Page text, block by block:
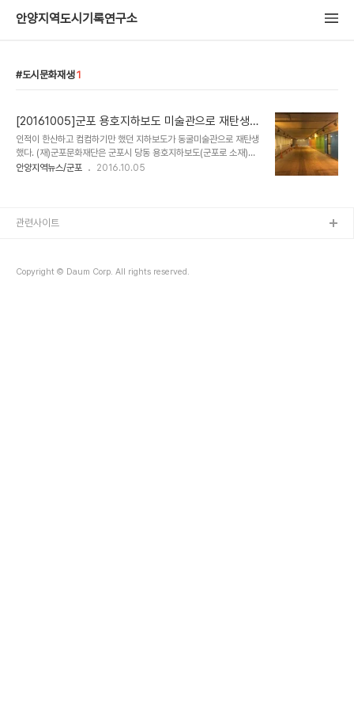
안양지역도시기록연구소
도시문화재생 1
[20161005]군포 용호지하보도 미술관으로 재탄생하
다
인적이 한산하고 컴컴하기만 했던 지하보도가 동굴미술관으로 재탄생
했다. (재)군포문화재단은 군포시 당동 용호지하보도(군포로 소재)에
대한 도시문화재생프로젝트 ‘용호동굴은 살아있다’를 추진, 미술관 윰
를 통해 새로운 생명력을 부여받게 됐다. 군포문화재단은 완만하고 긴
미래가 살아 숨쉬는 마을의 공공미술관을 ..
안양지역뉴스/군포 2016.10.05
Copyright © Daum Corp. All rights reserved.
관련사이트